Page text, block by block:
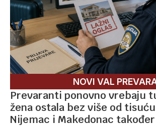
NOVI VAL
Prevaranti ponovno vrebaju
žena ostala bez više od
Nijemac i Makedonac